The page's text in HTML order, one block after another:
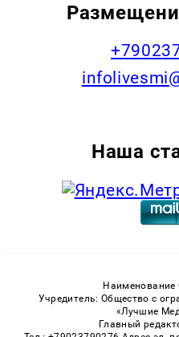
Наша
Наименование
Учредитель: Общество с
«Лучшие
Главный